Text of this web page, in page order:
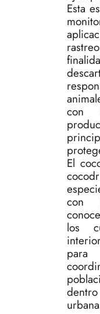
Esta
con
El
con
los